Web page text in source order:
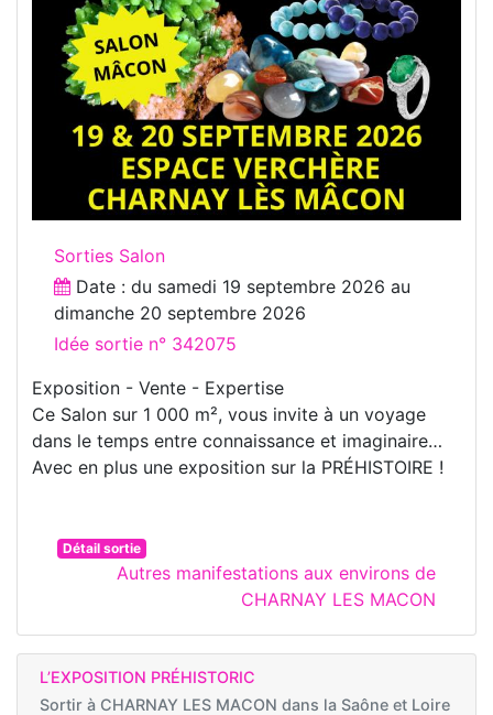
Sorties Salon
Date : du samedi 19 septembre 2026 au
dimanche 20 septembre 2026
Idée sortie n° 342075
Exposition - Vente - Expertise
Ce Salon sur 1 000 m², vous invite à un voyage
dans le temps entre connaissance et imaginaire…
Avec en plus une exposition sur la PRÉHISTOIRE !
Détail sortie
Autres manifestations aux environs de
CHARNAY LES MACON
L’EXPOSITION PRÉHISTORIC
Sortir à CHARNAY LES MACON dans la Saône et Loire